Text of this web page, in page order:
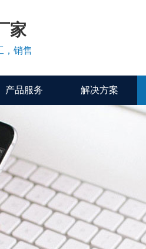
家
，销售
产品服务 解决方案